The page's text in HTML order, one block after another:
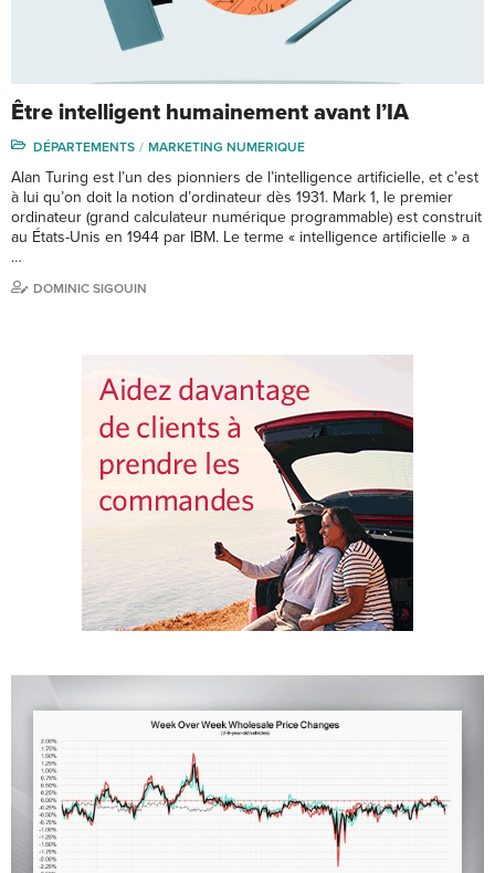
Être intelligent humainement avant l’IA
DÉPARTEMENTS MARKETING NUMERIQUE
Alan Turing est l’un des pionniers de l’intelligence artificielle, et c’est
à lui qu’on doit la notion d’ordinateur dès 1931. Mark 1, le premier
ordinateur (grand calculateur numérique programmable) est construit
au États-Unis en 1944 par IBM. Le terme « intelligence artificielle » a
…
DOMINIC SIGOUIN